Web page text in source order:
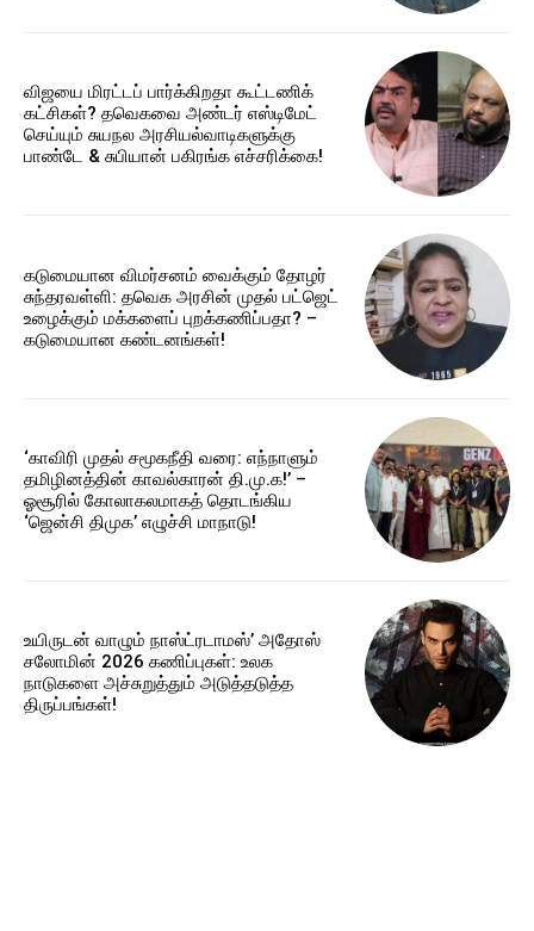
விஜயை மிரட்டப் பார்க்கிறதா கூட்டணிக்
கட்சிகள்? தவெகவை அண்டர் எஸ்டிமேட்
செய்யும் சுயநல அரசியல்வாடிகளுக்கு
பாண்டே & சுபியான் பகிரங்க எச்சரிக்கை!
கடுமையான விமர்சனம் வைக்கும் தோழர்
சுந்தரவள்ளி: தவெக அரசின் முதல் பட்ஜெட்
உழைக்கும் மக்களைப் புறக்கணிப்பதா? –
கடுமையான கண்டனங்கள்!
‘காவிரி முதல் சமூகநீதி வரை: எந்நாளும்
தமிழினத்தின் காவல்காரன் தி.மு.க!’ –
ஓசூரில் கோலாகலமாகத் தொடங்கிய
‘ஜென்சி திமுக’ எழுச்சி மாநாடு!
உயிருடன் வாழும் நாஸ்ட்ரடாமஸ்’ அதோஸ்
சலோமின் 2026 கணிப்புகள்: உலக
நாடுகளை அச்சுறுத்தும் அடுத்தடுத்த
திருப்பங்கள்!